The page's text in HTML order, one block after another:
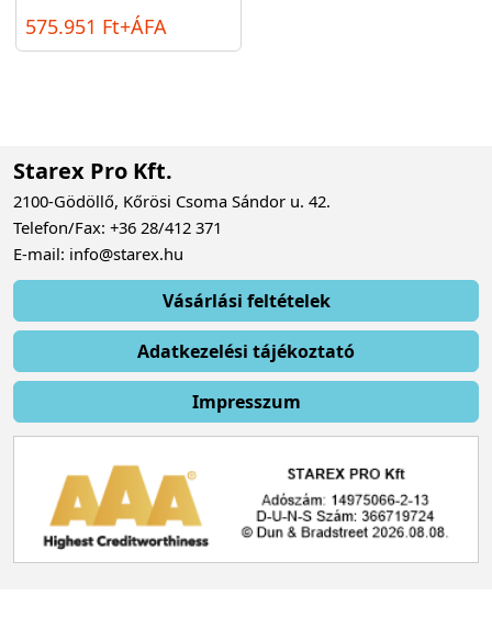
575.951 Ft+ÁFA
Starex Pro Kft.
2100-Gödöllő, Kőrösi Csoma Sándor u. 42.
Telefon/Fax: +36 28/412 371
E-mail: info@starex.hu
Vásárlási feltételek
Adatkezelési tájékoztató
Impresszum